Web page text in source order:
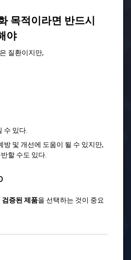
목적이라면 반드시
야
질환이지만,
수 있다.
방 및 개선에 도움이 될 수 있지만,
할 수도 있다.
검증된 제품을 선택하는 것이 중요